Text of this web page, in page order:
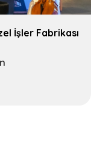
İşler Fabrikası